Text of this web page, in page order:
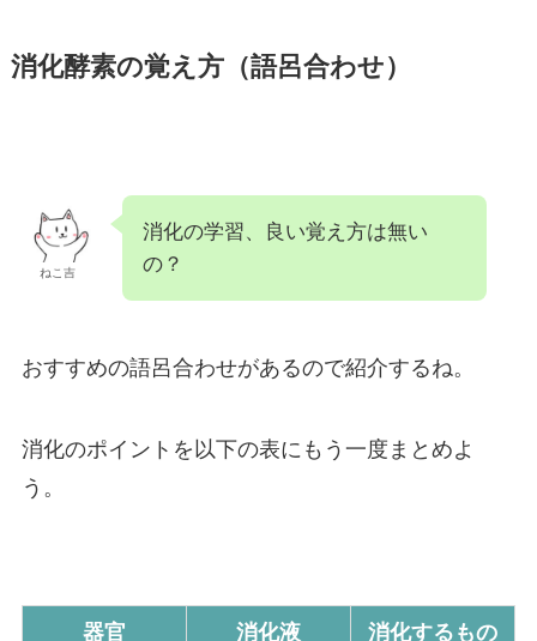
消化酵素の覚え方（語呂合わせ）
ねこ吉
消化の学習、良い覚え方は無い
の？
おすすめの語呂合わせがあるので紹介するね。
消化のポイントを以下の表にもう一度まとめよ
う。
器官 消化液 消化するもの